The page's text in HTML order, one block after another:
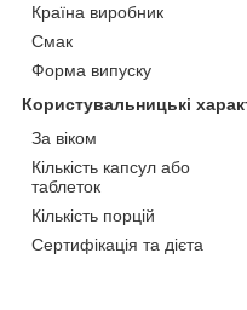
Країна виробник
Смак
Форма випуску
Користувальницькі
За віком
Кількість капсул або
таблеток
Кількість порцій
Сертифікація та дієта